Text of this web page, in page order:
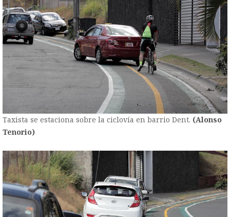
Taxista se estaciona sobre la ciclovía en barrio Dent. (Alonso
Tenorio)